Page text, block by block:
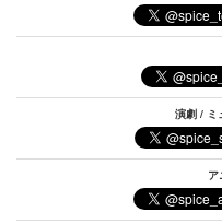
演劇 / ミ
ア